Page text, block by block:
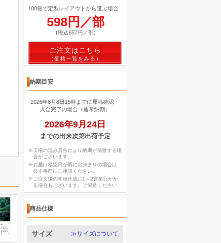
100冊で定型レイアウトから選ぶ場合
598円／部
(税込657円／部)
ご注文はこちら
納期目安
2026年8月8日15時までに原稿確認・
入金完了の場合（通常納期）
2026年9月24日
までの出来次第出荷予定
※工場の混み具合により納期が前後する場
合がございます。
※お届け希望日が既にお決まりの場合は、
必ず事前にご相談ください。
※ご注文後の初校作成に1～2営業日かか
る場合もございます。ご留意ください。
商品仕様
サイズ ≫サイズについて